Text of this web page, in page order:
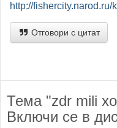
http://fishercity.narod.ru/
Отговори с цитат
Тема "zdr mili
Включи се в